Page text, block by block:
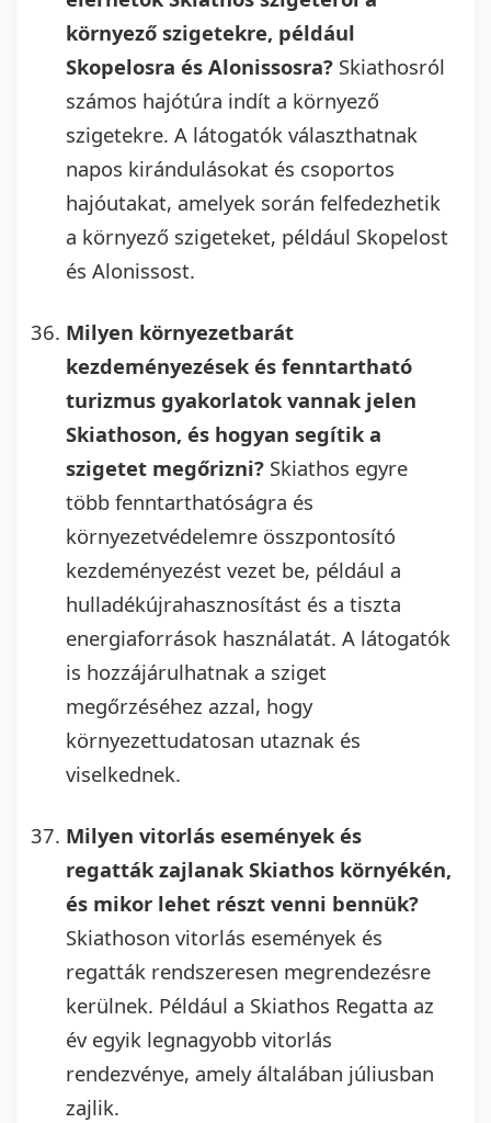
környező szigetekre, például
Skopelosra és Alonissosra? Skiathosról
számos hajótúra indít a környező
szigetekre. A látogatók választhatnak
napos kirándulásokat és csoportos
hajóutakat, amelyek során felfedezhetik
a környező szigeteket, például Skopelost
és Alonissost.
Milyen környezetbarát
kezdeményezések és fenntartható
turizmus gyakorlatok vannak jelen
Skiathoson, és hogyan segítik a
szigetet megőrizni? Skiathos egyre
több fenntarthatóságra és
környezetvédelemre összpontosító
kezdeményezést vezet be, például a
hulladékújrahasznosítást és a tiszta
energiaforrások használatát. A látogatók
is hozzájárulhatnak a sziget
megőrzéséhez azzal, hogy
környezettudatosan utaznak és
viselkednek.
Milyen vitorlás események és
regatták zajlanak Skiathos környékén,
és mikor lehet részt venni bennük?
Skiathoson vitorlás események és
regatták rendszeresen megrendezésre
kerülnek. Például a Skiathos Regatta az
év egyik legnagyobb vitorlás
rendezvénye, amely általában júliusban
zajlik.